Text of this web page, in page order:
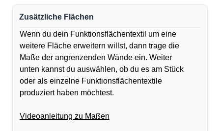
Zusätzliche Flächen
Wenn du dein Funktionsflächentextil um eine
weitere Fläche erweitern willst, dann trage die
Maße der angrenzenden Wände ein. Weiter
unten kannst du auswählen, ob du es am Stück
oder als einzelne Funktionsflächentextile
produziert haben möchtest.
Videoanleitung zu Maßen